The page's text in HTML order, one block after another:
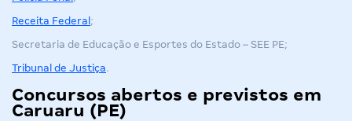
Receita Federal ;
Secretaria de Educação e Esportes do Estado – SEE PE;
Tribunal de Justiça.
Concursos abertos e previstos em
Caruaru (PE)